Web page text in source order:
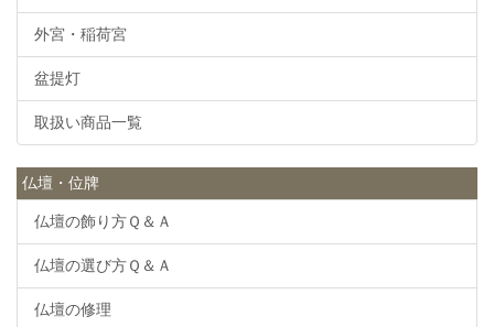
外宮・稲荷宮
盆提灯
取扱い商品一覧
仏壇・位牌
仏壇の飾り方Ｑ＆Ａ
仏壇の選び方Ｑ＆Ａ
仏壇の修理